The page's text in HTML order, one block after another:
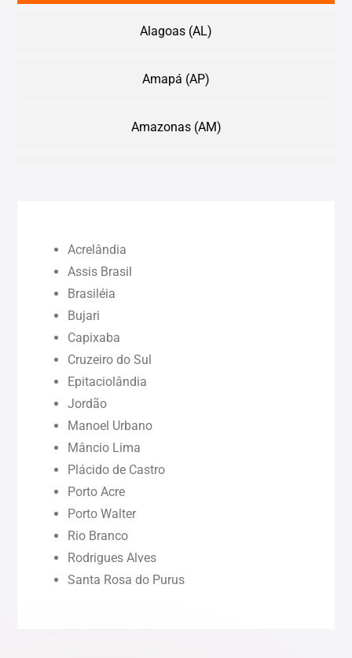
Alagoas (AL)
Amapá (AP)
Amazonas (AM)
Paraíba (PB)
Piauí (PI)
Rondônia (RO)
Roraima (RR)
Acrelândia
Assis Brasil
Brasiléia
Bujari
Capixaba
Cruzeiro do Sul
Epitaciolândia
Jordão
Manoel Urbano
Mâncio Lima
Plácido de Castro
Porto Acre
Porto Walter
Rio Branco
Rodrigues Alves
Santa Rosa do Purus